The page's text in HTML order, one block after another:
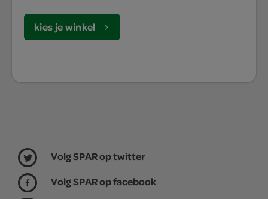
kies je winkel
Volg SPAR op twitter
Volg SPAR op facebook